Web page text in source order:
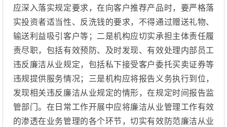
应深入落实规定要求，在向客户推荐产品时，要严格落
实投资者适当性、反洗钱的要求，不得通过赠送礼物、
输送利益吸引客户等；二是机构应切实承担主体责任履
责尽职，包括有效预防、及时发现、有效处理内部员工
违反廉洁从业规定，包括私下接受客户委托买卖证券等
违规提供服务情况；三是机构应将报告义务执行到位，
发现相关违反廉洁从业规定的情形，在规定时间报告监
管部门。在日常工作开展中应将廉洁从业管理工作有效
的渗透在业务管理的各个环节，切实有效防范廉洁从业